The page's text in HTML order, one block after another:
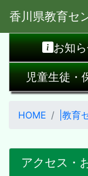
香川県教育セ
お知
児童生徒・
HOME |教育
アクセス・